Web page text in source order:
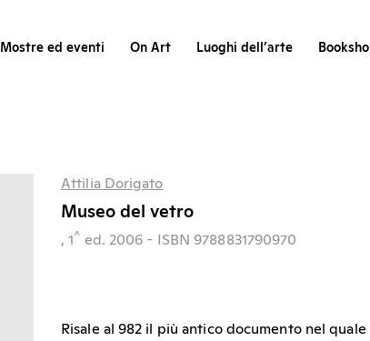
Mostre ed eventi On Art Luoghi dell’arte
Attilia Dorigato
Museo del vetro
, 1^ ed. 2006 - ISBN 9788831790970
Risale al 982 il più antico documento nel